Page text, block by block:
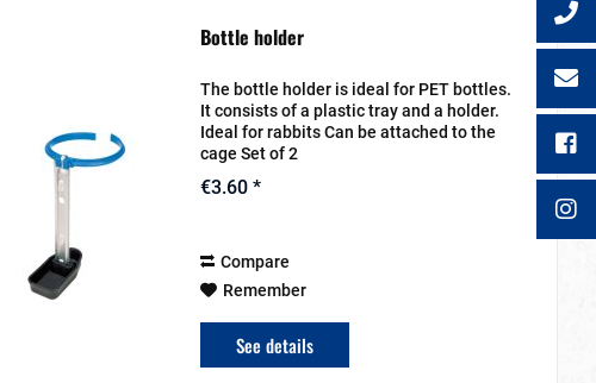
Bottle holder
The bottle holder is ideal for PET bottles.
It consists of a plastic tray and a holder.
Ideal for rabbits Can be attached to the
cage Set of 2
€3.60 *
Compare
Remember
See details